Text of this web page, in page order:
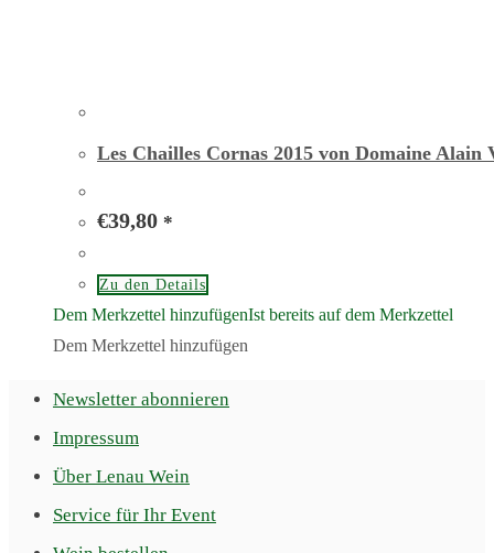
Les Chailles Cornas 2015 von Domaine Alain
€39,80 *
Zu den Details
Dem Merkzettel hinzufügenIst bereits auf dem Merkzettel
Dem Merkzettel hinzufügen
Newsletter abonnieren
Impressum
Über Lenau Wein
Service für Ihr Event